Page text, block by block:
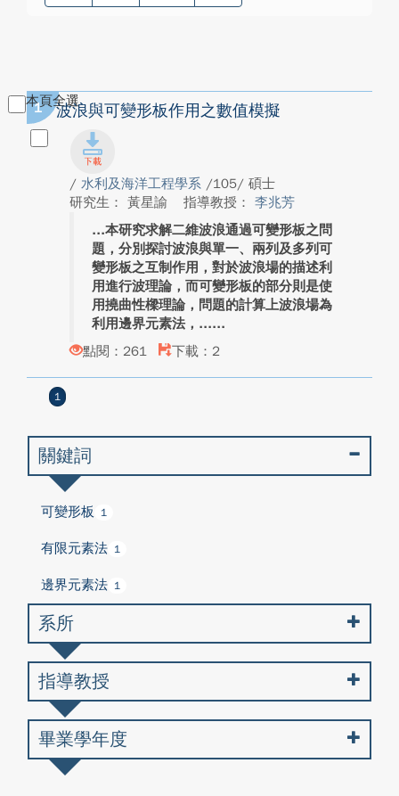
本頁全選
1 波浪與可變形板作用之數值模擬
/ 水利及海洋工程學系 /105/ 碩士
研究生： 黃星諭
指導教授： 李兆芳
本研究求解二維波浪通過可變形板之問
題，分別探討波浪與單一、兩列及多列可
變形板之互制作用，對於波浪場的描述利
用進行波理論，而可變形板的部分則是使
用撓曲性樑理論，問題的計算上波浪場為
利用邊界元素法，...
點閱：261
下載：2
1
關鍵詞
可變形板 1
有限元素法 1
邊界元素法 1
系所
指導教授
畢業學年度